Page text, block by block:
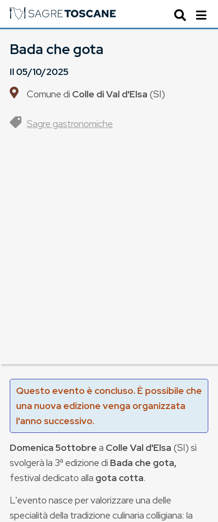
Bada che gota
Il05/10/2025
Comune di Colle di Val d'Elsa (SI)
Sagre gastronomiche
Questo evento è concluso. È possibile che
una nuova edizione venga organizzata
l'anno successivo.
Domenica 5ottobrea Colle Val d'Elsa (SI) sì
svolgerà la 3ª edizione di Bada che gota,
festival dedicato alla gota cotta.
L'evento nasce per valorizzare una delle
specialità della tradizione culinaria colligiana: la